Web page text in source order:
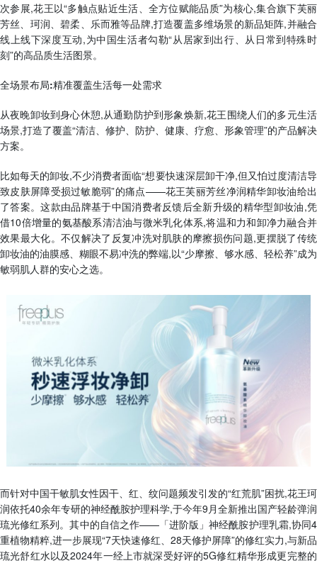
次参展,花王以“多触点贴近生活、全方位赋能品质”为核心,集合旗下芙丽
芳丝、珂润、碧柔、乐而雅等品牌,打造覆盖多维场景的新品矩阵,并融合
线上线下深度互动,为中国生活者勾勒“从居家到出行、从日常到特殊时
刻”的高品质生活图景。
全场景布局:精准覆盖生活每一处需求
从夜晚卸妆到身心休憩,从通勤防护到形象焕新,花王围绕人们的多元生活
场景,打造了覆盖“清洁、修护、防护、健康、疗愈、形象管理”的产品解决
方案。
比如每天的卸妆,不少消费者面临“想要快速深层卸干净,但又怕过度清洁导
致皮肤屏障受损过敏脆弱”的痛点——花王芙丽芳丝净润精华卸妆油给出
了答案。这款由品牌基于中国消费者反馈后全新升级的精华型卸妆油,凭
借10倍增量的氨基酸系清洁油与微米乳化体系,将温和力和卸净力融合并
效果最大化。不仅解决了反复冲洗对肌肤的摩擦损伤问题,更摆脱了传统
卸妆油的油膜感、糊眼不易冲洗的弊端,以“少摩擦、够水感、轻松养”成为
敏弱肌人群的安心之选。
而针对中国干敏肌女性因干、红、纹问题频发引发的“红荒肌”困扰,花王珂
润依托40余年专研的神经酰胺护理科学,于今年9月全新推出国产轻龄弹润
琉光修红系列。其中的自信之作——「进阶版」神经酰胺护理乳霜,协同4
重植物精粹,进一步展现“7天快速修红、28天修护屏障”的修红实力,与新品
琉光舒红水以及2024年一经上市就深受好评的5G修红精华形成更完整的